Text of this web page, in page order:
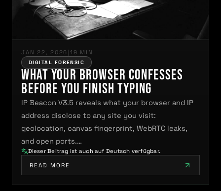
JAN 22, 2026 | 19 MIN
DIGITAL FORENSIC
What Your Browser Confesses
Before You Finish Typing
IP Beacon V3.5 reveals what your browser and IP
address disclose to any site you visit:
geolocation, canvas fingerprint, WebRTC leaks,
and open ports.…
Dieser Beitrag ist auch auf Deutsch verfügbar.
READ MORE